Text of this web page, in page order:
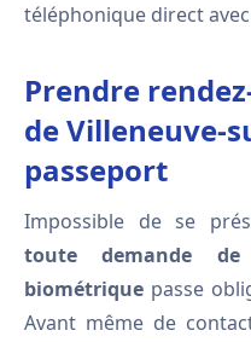
téléphonique direct
Prendre
de Villeneuve-
passeport
Impossible de se
toute demande
biométrique passe
Avant même de